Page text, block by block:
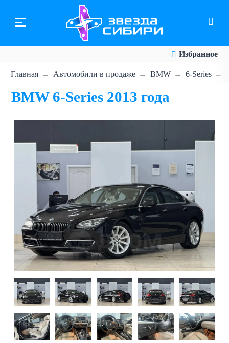
основному
Избранное
Главная Автомобили в продаже BMW 6-Series
BMW 6-Series 2013 года